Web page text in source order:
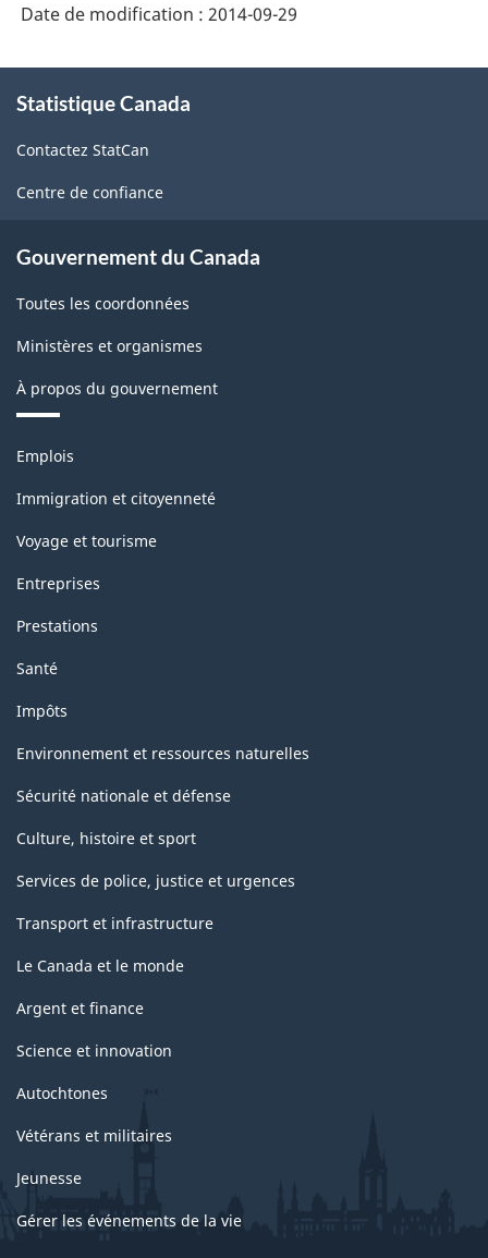
Date de modification : 2014-09-29
propos
ce
site
Statistique Canada
Contactez StatCan
Centre de confiance
Gouvernement du Canada
Toutes les coordonnées
Ministères et organismes
À propos du gouvernement
Thèmes
sujets
Emplois
Immigration et citoyenneté
Voyage et tourisme
Entreprises
Prestations
Santé
Impôts
Environnement et ressources naturelles
Sécurité nationale et défense
Culture, histoire et sport
Services de police, justice et urgences
Transport et infrastructure
Le Canada et le monde
Argent et finance
Science et innovation
Autochtones
Vétérans et militaires
Jeunesse
Gérer les événements de la vie